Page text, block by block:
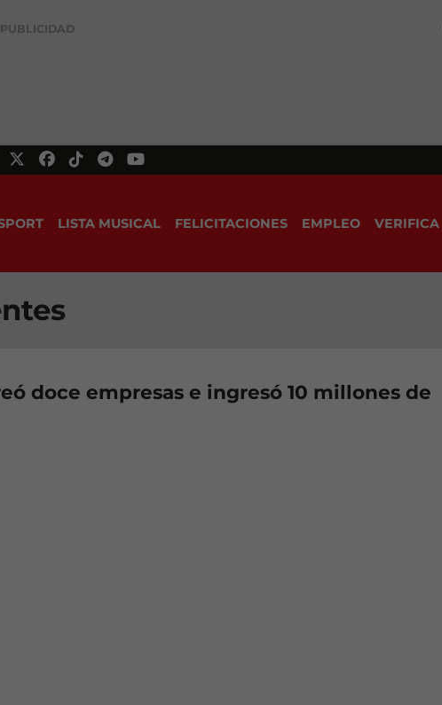
PUBLICIDAD
LISTA MUSICAL FELICITACIONES EMPLEO VERIFICA
doce empresas e ingresó 10 millones de